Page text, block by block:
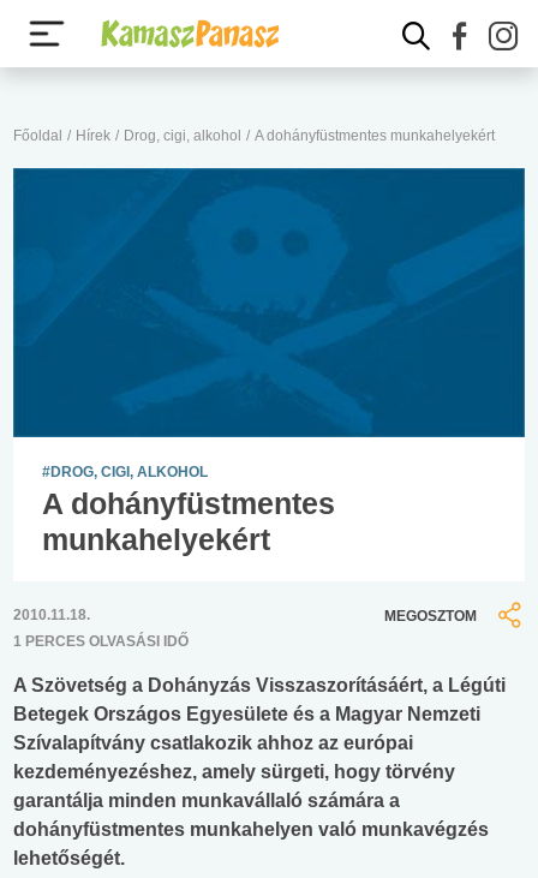
Főoldal / Hírek / Drog, cigi, alkohol / A dohányfüstmentes munkahelyekért
#DROG, CIGI, ALKOHOL
A dohányfüstmentes
munkahelyekért
2010.11.18.
1 PERCES OLVASÁSI IDŐ
MEGOSZTOM
A Szövetség a Dohányzás Visszaszorításáért, a Légúti
Betegek Országos Egyesülete és a Magyar Nemzeti
Szívalapítvány csatlakozik ahhoz az európai
kezdeményezéshez, amely sürgeti, hogy törvény
garantálja minden munkavállaló számára a
dohányfüstmentes munkahelyen való munkavégzés
lehetőségét.